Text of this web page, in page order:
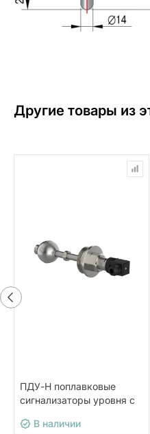
Другие товары из
ПДУ-Н поплавковые
сигнализаторы уровня с
ОВЕНВ наличии